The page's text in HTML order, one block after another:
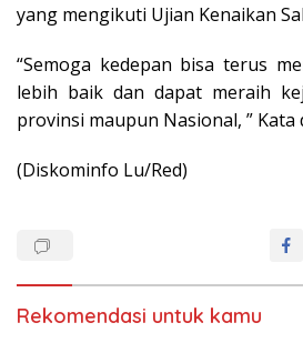
yang mengikuti Ujian Kenaikan
“Semoga kedepan bisa terus
lebih baik dan dapat meraih
provinsi maupun Nasional, ” Kata
(Diskominfo Lu/Red)
Rekomendasi untuk kamu